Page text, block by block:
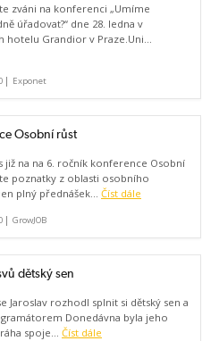
zváni na konferenci „Umíme
úřadovat?“ dne 28. ledna v
hotelu Grandior v Praze.Uni...
| Exponet
Osobní růst
již na na 6. ročník konference Osobní
poznatky z oblasti osobního
plný přednášek... Číst dále
| GrowJOB
dětský sen
Jaroslav rozhodl splnit si dětský sen a
Donedávna byla jeho
spoje... Číst dále